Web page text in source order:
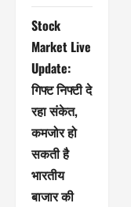
Stock
Market Live
Update:
गिफ्ट निफ्टी दे
रहा संकेत,
कमजोर हो
सकती है
भारतीय
बाजार की